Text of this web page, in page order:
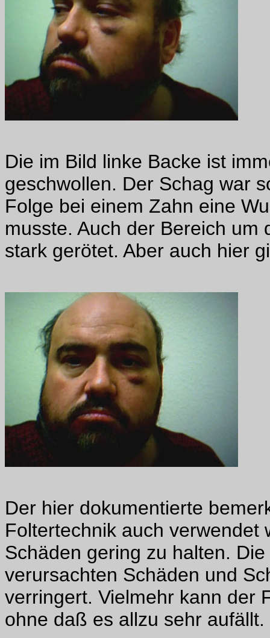
Die im Bild linke Backe ist
geschwollen. Der Schag war
Folge bei einem Zahn eine
musste. Auch der Bereich
stark gerötet. Aber auch hier
Der hier dokumentierte
Foltertechnik auch verwendet
Schäden gering zu halten.
verursachten Schäden und
verringert. Vielmehr kann der
ohne daß es allzu sehr aufällt.